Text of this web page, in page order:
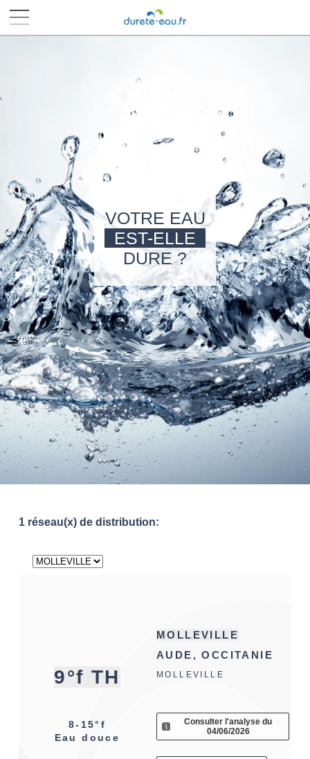
VOTRE EAU
EST-ELLE
DURE ?
1 réseau(x) de distribution:
9°f TH
8-15°f
Eau douce
MOLLEVILLE
AUDE, OCCITANIE
MOLLEVILLE
Consulter l'analyse du
04/06/2026